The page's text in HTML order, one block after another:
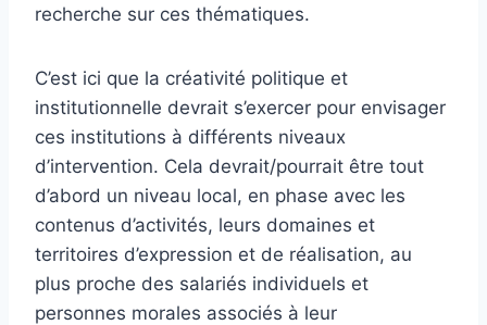
recherche sur ces thématiques.
C’est ici que la créativité politique et
institutionnelle devrait s’exercer pour envisager
ces institutions à différents niveaux
d’intervention. Cela devrait/pourrait être tout
d’abord un niveau local, en phase avec les
contenus d’activités, leurs domaines et
territoires d’expression et de réalisation, au
plus proche des salariés individuels et
personnes morales associés à leur